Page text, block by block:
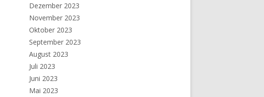
Dezember 2023
November 2023
Oktober 2023
September 2023
August 2023
Juli 2023
Juni 2023
Mai 2023